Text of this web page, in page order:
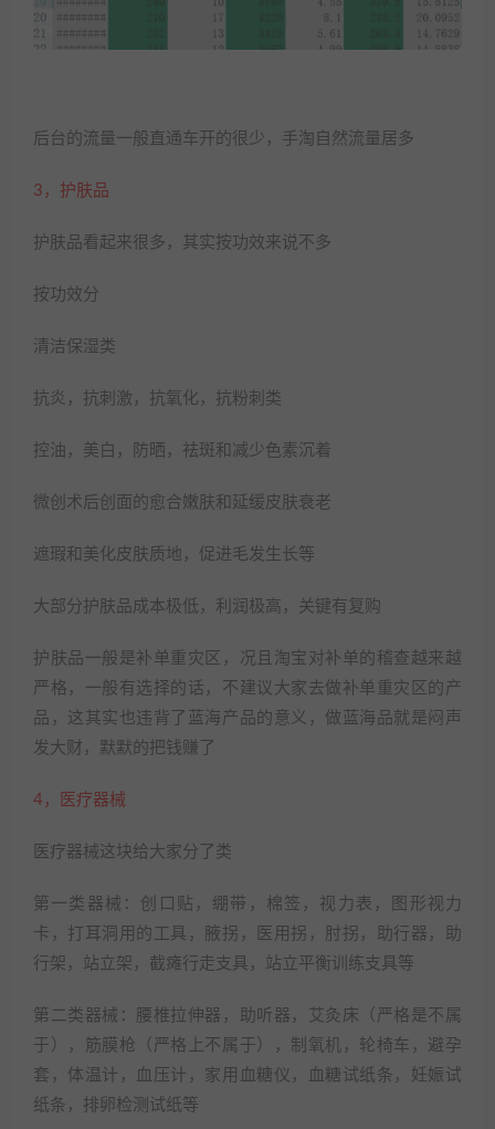
后台的流量一般直通车开的很少，手淘自然流量居多
3，护肤品
护肤品看起来很多，其实按功效来说不多
按功效分
清洁保湿类
抗炎，抗刺激，抗氧化，抗粉刺类
控油，美白，防晒，祛斑和减少色素沉着
微创术后创面的愈合嫩肤和延缓皮肤衰老
遮瑕和美化皮肤质地，促进毛发生长等
大部分护肤品成本极低，利润极高，关键有复购
护肤品一般是补单重灾区，况且淘宝对补单的稽查越来越
严格，一般有选择的话，不建议大家去做补单重灾区的产
品，这其实也违背了蓝海产品的意义，做蓝海品就是闷声
发大财，默默的把钱赚了
4，医疗器械
医疗器械这块给大家分了类
第一类器械：创口贴，绷带，棉签，视力表，图形视力
卡，打耳洞用的工具，腋拐，医用拐，肘拐，助行器，助
行架，站立架，截瘫行走支具，站立平衡训练支具等
第二类器械：腰椎拉伸器，助听器，艾灸床（严格是不属
于），筋膜枪（严格上不属于），制氧机，轮椅车，避孕
套，体温计，血压计，家用血糖仪，血糖试纸条，妊娠试
纸条，排卵检测试纸等